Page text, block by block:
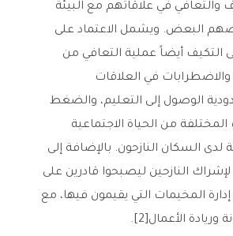
والتعافي في علاقاتهم مع البيئة
البعض. ويشمل الاعتماد على
التكيف أيضاً عملية التعافي من
والاضطرابات في العلاقات
الوصول إلى التعليم، والضغط
المختلفة من الحياة الاجتماعية
لدى السكان النازحون. بالإضافة إلى
النازحين ليصبحوا قادرين على
إدارة المخيمات التي يقيمون فيها، مع
وريادة الأعمال[2].